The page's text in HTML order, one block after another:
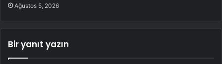
Ağustos 5, 2026
Bir yanıt yazın